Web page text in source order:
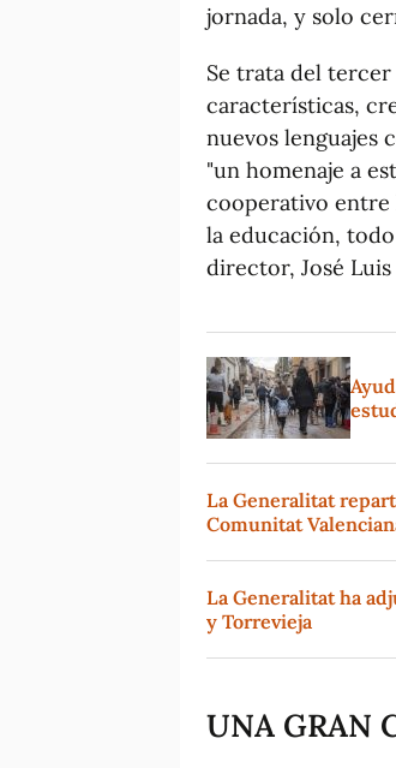
jornada, y solo
Se trata del tercer
características,
nuevos lenguajes
"un homenaje a
cooperativo entre
la educación,
director, José
La Generalitat
Comunitat
La Generalitat ha
y Torrevieja
UNA GRAN